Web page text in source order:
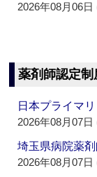
2026年08月06日
薬剤師認定
日本プライマ
2026年08月07日
埼玉県病院薬
2026年08月07日